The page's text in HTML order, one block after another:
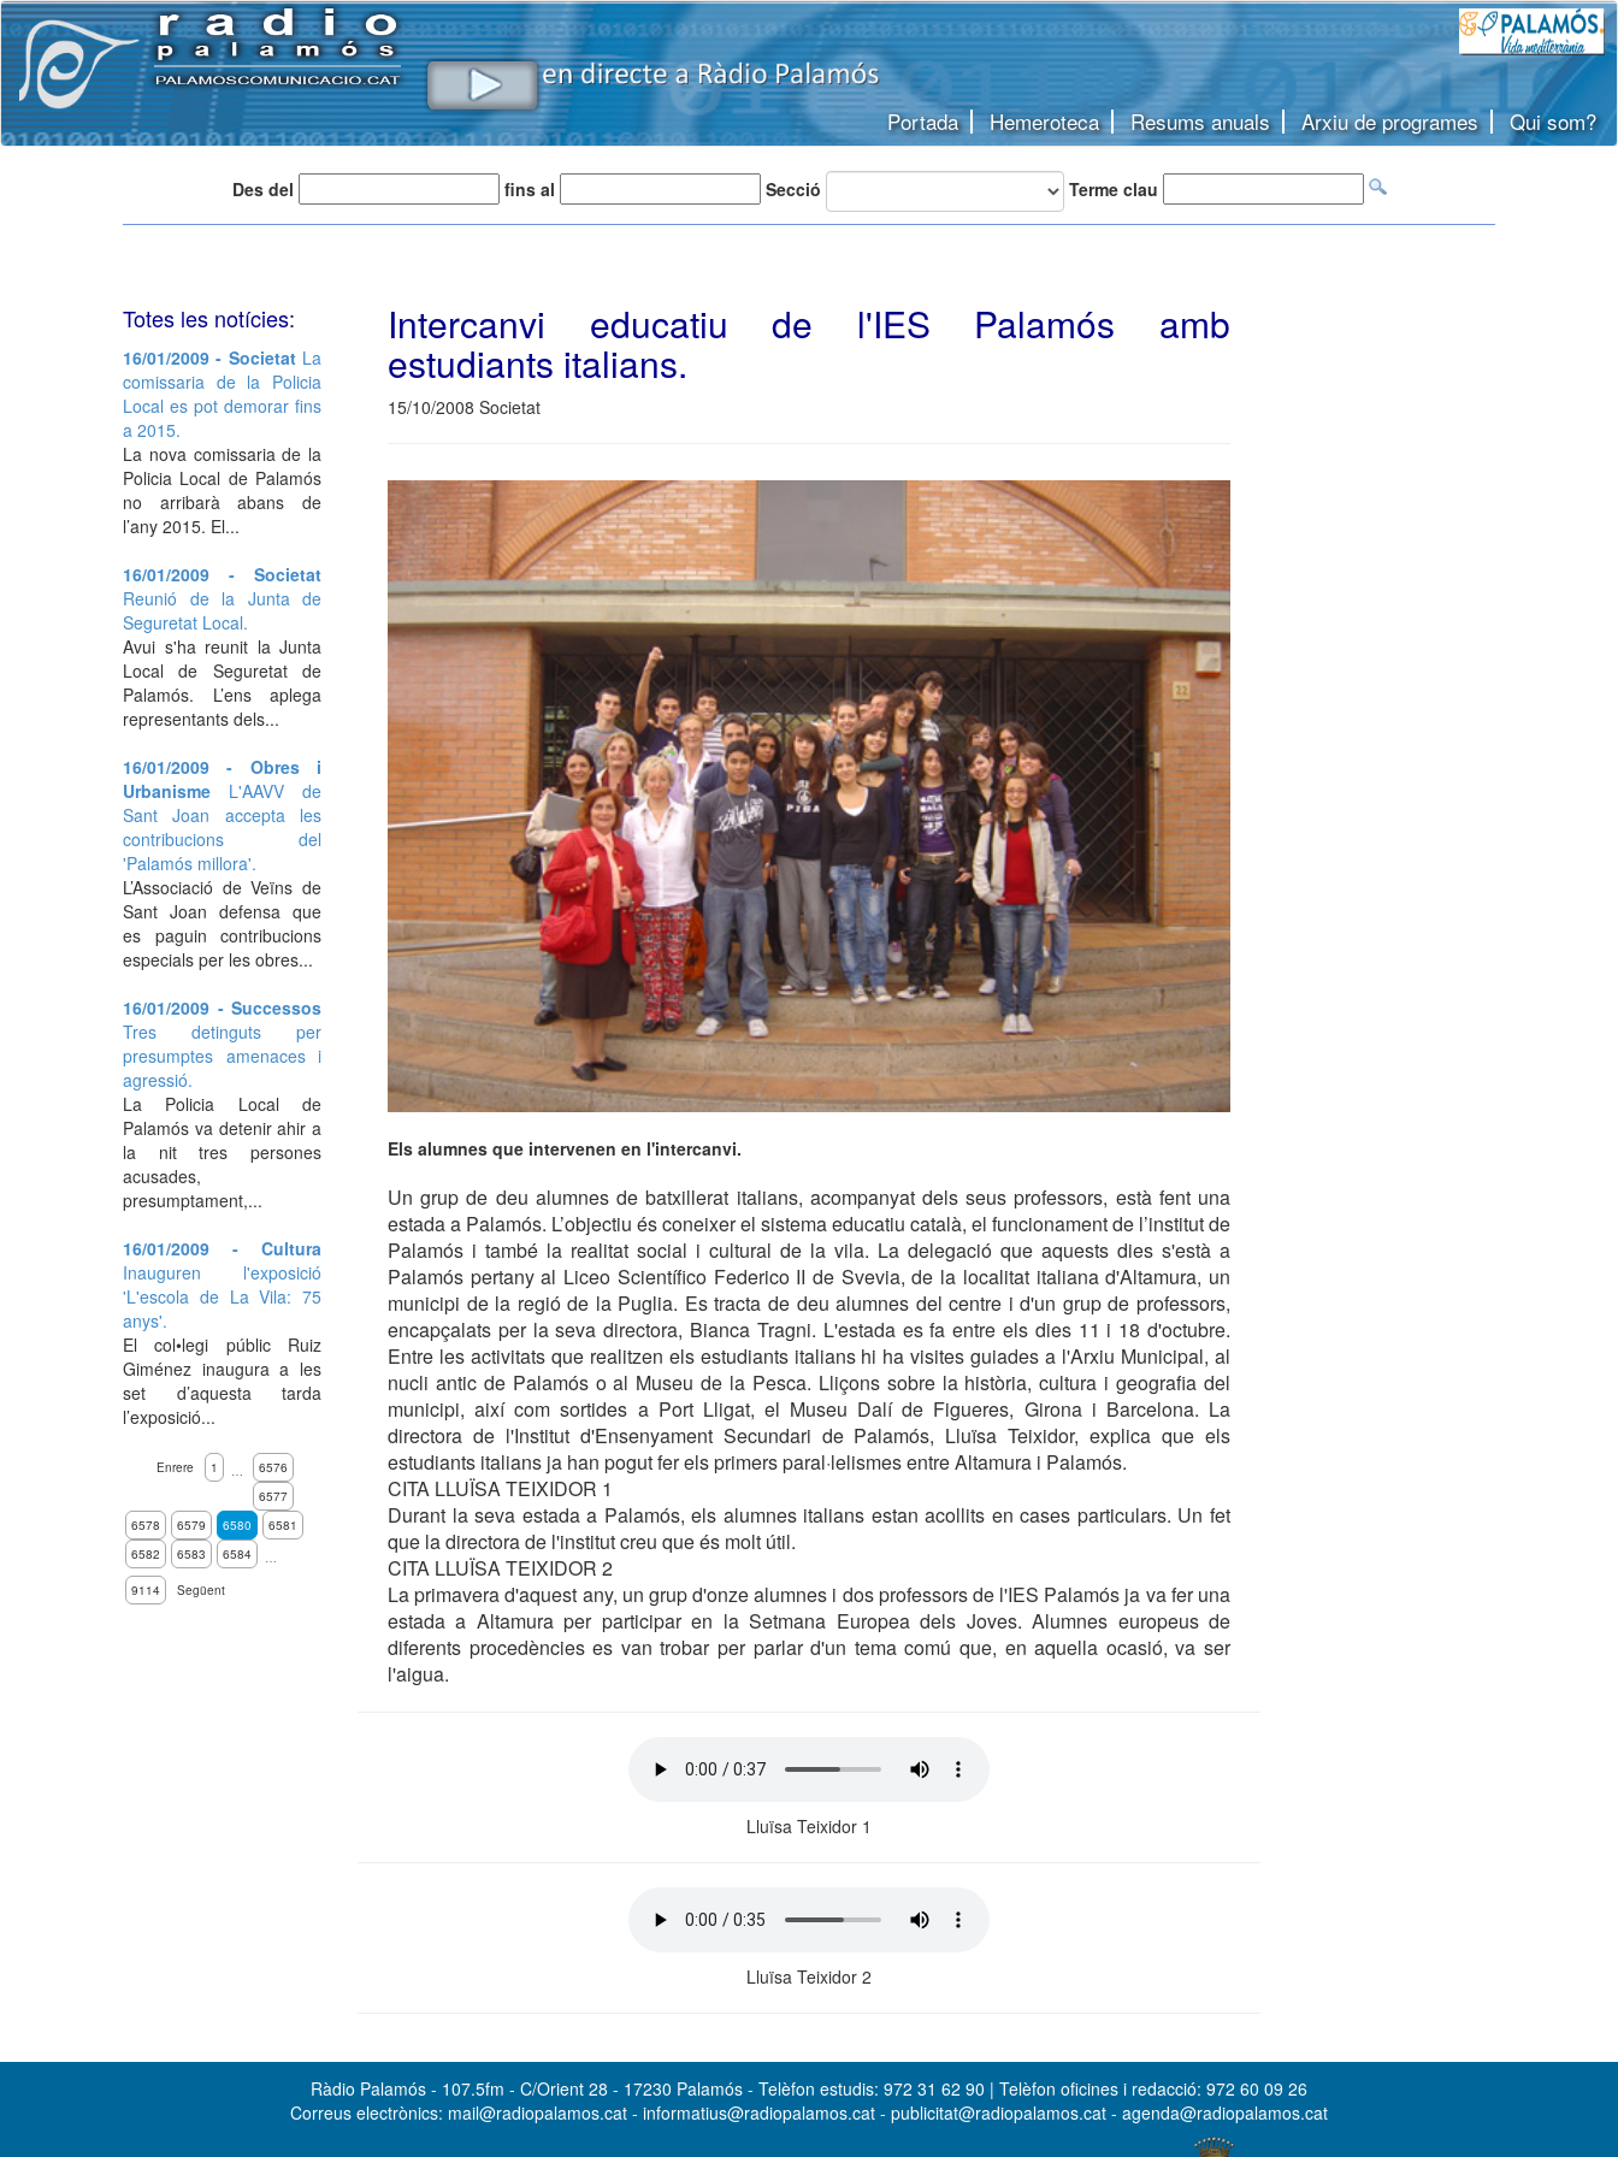
Portada Hemeroteca Resums anuals Arxiu de programes Qui som?
Des del fins al Secció Terme clau
Intercanvi educatiu de l'IES Palamós amb
estudiants italians.
15/10/2008 Societat
Els alumnes que intervenen en l'intercanvi.
Un grup de deu alumnes de batxillerat italians, acompanyat dels seus professors, està fent una
estada a Palamós. L’objectiu és coneixer el sistema educatiu català, el funcionament de l’institut de
Palamós i també la realitat social i cultural de la vila. La delegació que aquests dies s'està a
Palamós pertany al Liceo Scientífico Federico II de Svevia, de la localitat italiana d'Altamura, un
municipi de la regió de la Puglia. Es tracta de deu alumnes del centre i d'un grup de professors,
encapçalats per la seva directora, Bianca Tragni. L'estada es fa entre els dies 11 i 18 d'octubre.
Entre les activitats que realitzen els estudiants italians hi ha visites guiades a l'Arxiu Municipal, al
nucli antic de Palamós o al Museu de la Pesca. Lliçons sobre la història, cultura i geografia del
municipi, així com sortides a Port Lligat, el Museu Dalí de Figueres, Girona i Barcelona. La
directora de l'Institut d'Ensenyament Secundari de Palamós, Lluïsa Teixidor, explica que els
estudiants italians ja han pogut fer els primers paral·lelismes entre Altamura i Palamós.
CITA LLUÏSA TEIXIDOR 1
Durant la seva estada a Palamós, els alumnes italians estan acollits en cases particulars. Un fet
que la directora de l'institut creu que és molt útil.
CITA LLUÏSA TEIXIDOR 2
La primavera d'aquest any, un grup d'onze alumnes i dos professors de l'IES Palamós ja va fer una
estada a Altamura per participar en la Setmana Europea dels Joves. Alumnes europeus de
diferents procedències es van trobar per parlar d'un tema comú que, en aquella ocasió, va ser
l'aigua.
Lluïsa Teixidor 1
Lluïsa Teixidor 2
Totes les notícies:
16/01/2009 - Societat La
comissaria de la Policia
Local es pot demorar fins
a 2015.
La nova comissaria de la
Policia Local de Palamós
no arribarà abans de
l’any 2015. El...
16/01/2009 - Societat
Reunió de la Junta de
Seguretat Local.
Avui s'ha reunit la Junta
Local de Seguretat de
Palamós. L’ens aplega
representants dels...
16/01/2009 - Obres i
Urbanisme L'AAVV de
Sant Joan accepta les
contribucions del
'Palamós millora'.
L’Associació de Veïns de
Sant Joan defensa que
es paguin contribucions
especials per les obres...
16/01/2009 - Successos
Tres detinguts per
presumptes amenaces i
agressió.
La Policia Local de
Palamós va detenir ahir a
la nit tres persones
acusades,
presumptament,...
16/01/2009 - Cultura
Inauguren l'exposició
'L'escola de La Vila: 75
anys'.
El col•legi públic Ruiz
Giménez inaugura a les
set d’aquesta tarda
l’exposició...
Enrere 1 …
6576
6577
6578
6579 6580
6581
6582
6583 6584
…
9114
Següent
Ràdio Palamós - 107.5fm - C/Orient 28 - 17230 Palamós - Telèfon estudis: 972 31 62 90 | Telèfon oficines i redacció: 972 60 09 26
Correus electrònics: mail@radiopalamos.cat - informatius@radiopalamos.cat - publicitat@radiopalamos.cat - agenda@radiopalamos.cat